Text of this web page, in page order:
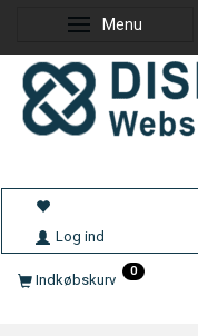
Skifte navigation
Menu
Log ind
Indkøbskurv 0